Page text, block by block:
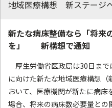
地域医療構想 新ステージ
新たな病床整備なら「将来
を」 新構想で通知
厚生労働省医政局は30日まで
に向けた新たな地域医療構想（
おいて、医療機関が新たに病床
場合、将来の病床数必要量との